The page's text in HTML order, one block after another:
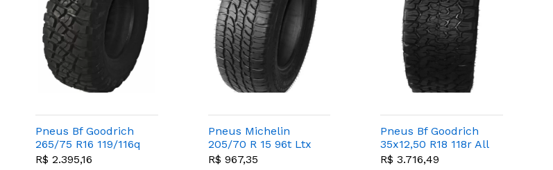
Pneus Bf Goodrich
265/75 R16 119/116q
Mud Terrain Km3
R$ 2.395,16
Pneus Michelin
205/70 R 15 96t Ltx
Force
R$ 967,35
Pneus Bf Goodrich
35x12,50 R18 118r All
Terrain T/a Ko2
R$ 3.716,49